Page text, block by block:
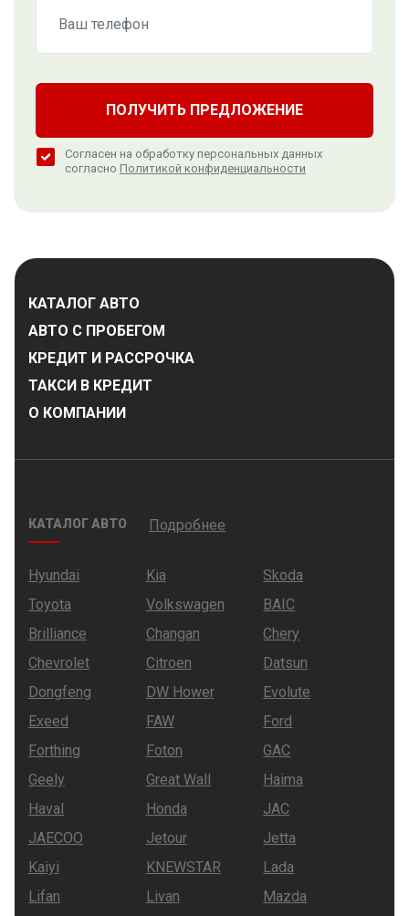
ПОЛУЧИТЬ ПРЕДЛОЖЕНИЕ
Согласен на обработку персональных данных
согласно Политикой конфиденциальности
КАТАЛОГ АВТО
АВТО С ПРОБЕГОМ
КРЕДИТ И РАССРОЧКА
ТАКСИ В КРЕДИТ
О КОМПАНИИ
КАТАЛОГ АВТО Подробнее
Hyundai Kia
Skoda
Toyota
Volkswagen
BAIC
Brilliance
Changan
Chery
Chevrolet
Citroen
Datsun
Dongfeng
DW Hower
Evolute
Exeed
FAW
Ford
Forthing
Foton
GAC
Geely
Great Wall
Haima
Haval
Honda
JAC
JAECOO
Jetour
Jetta
Kaiyi
KNEWSTAR
Lada
Lifan
Livan
Mazda